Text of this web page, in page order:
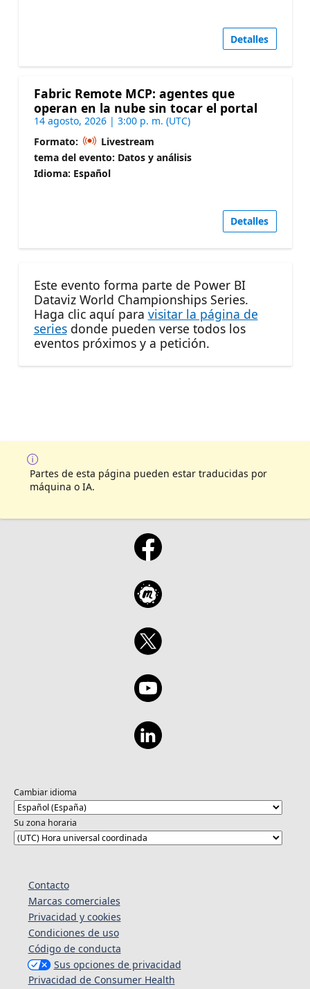
Detalles
Fabric Remote MCP: agentes que
operan en la nube sin tocar el portal
14 agosto, 2026 | 3:00 p. m. (UTC)
Formato:
Livestream
tema del evento: Datos y análisis
Idioma: Español
Detalles
Este evento forma parte de Power BI
Dataviz World Championships Series.
Haga clic aquí para visitar la página de
seriesdonde pueden verse todos los
eventos próximos y a petición.
Partes de esta página pueden estar traducidas por
máquina o IA.
Cambiar idioma
Su zona horaria
Contacto
Marcas comerciales
Privacidad y cookies
Condiciones de uso
Código de conducta
Sus opciones de privacidad
Privacidad de Consumer Health